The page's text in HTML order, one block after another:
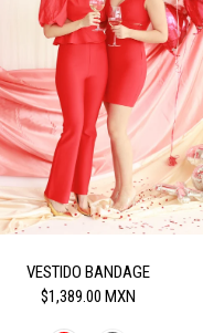
VESTIDO BANDAGE
$1,389.00 MXN